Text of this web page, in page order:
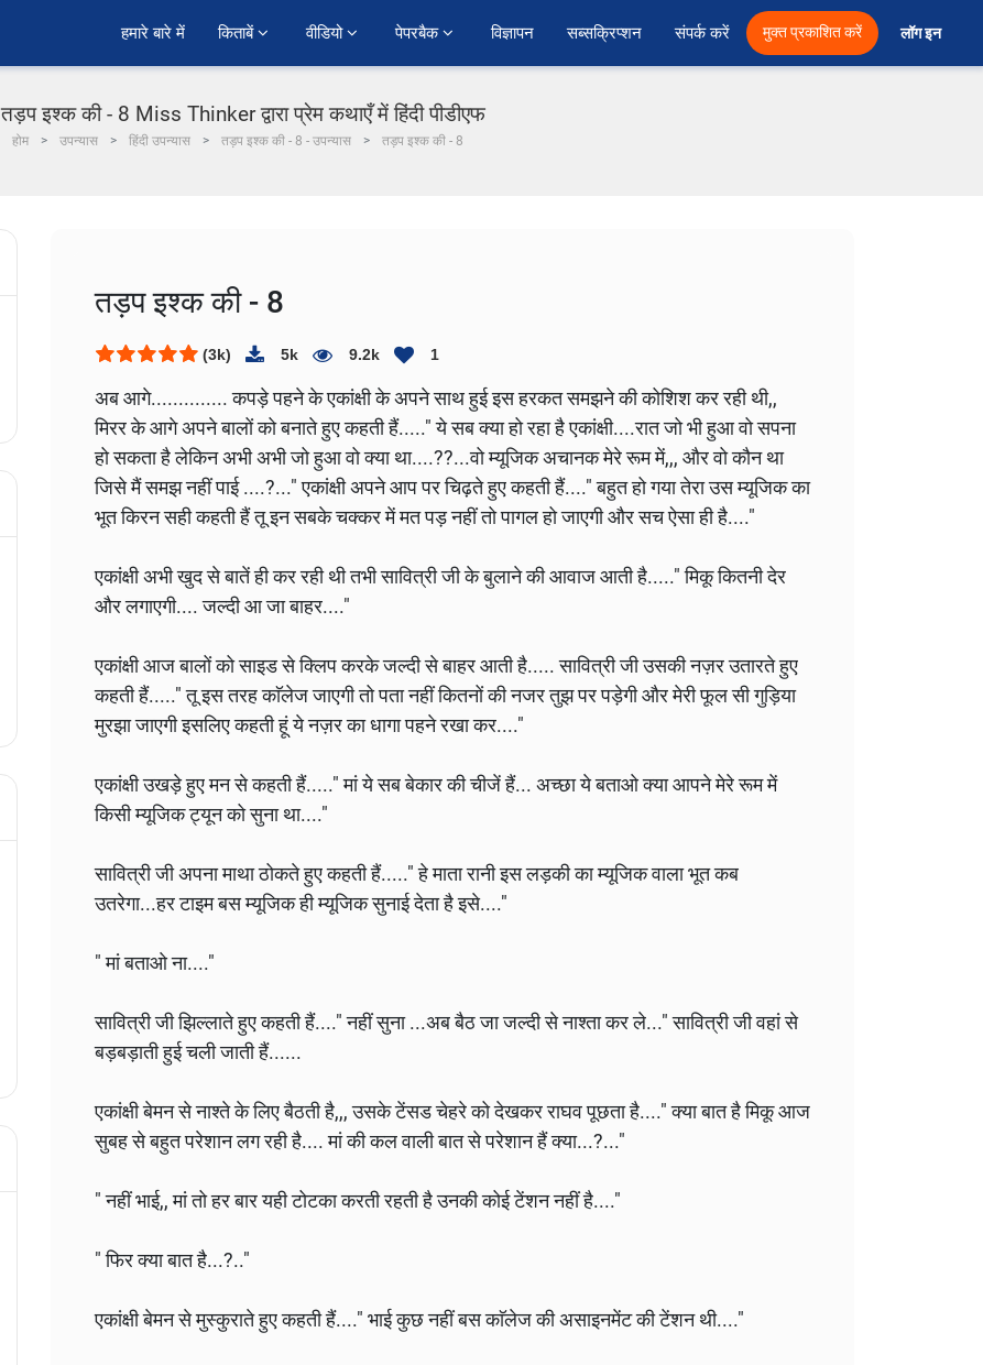
हमारे बारे में किताबें वीडियो पेपरबैक विज्ञापन सब्सक्रिप्शन संपर्क करें मुक्त प्रकाशित करें लॉग इन
तड़प इश्क की - 8 Miss Thinker द्वारा प्रेम कथाएँ में हिंदी पीडीएफ
होम उपन्यास हिंदी उपन्यास तड़प इश्क की - 8 - उपन्यास तड़प इश्क की - 8
तड़प इश्क की - 8
(3k) 5k 9.2k 1
अब आगे..............कपड़े पहने के एकांक्षी के अपने साथ हुई इस हरकत समझने की कोशिश कर रही थी,,
मिरर के आगे अपने बालों को बनाते हुए कहती हैं....." ये सब क्या हो रहा है एकांक्षी....रात जो भी हुआ वो सपना
हो सकता है लेकिन अभी अभी जो हुआ वो क्या था....??...वो म्यूजिक अचानक मेरे रूम में,,, और वो‌ कौन था
जिसे मैं समझ नहीं पाई ....?..." एकांक्षी अपने आप पर चिढ़ते हुए कहती हैं...." बहुत हो गया तेरा उस म्यूजिक का
भूत किरन सही कहती हैं तू इन‌ सबके चक्कर में मत पड़ नहीं तो पागल हो जाएगी और सच ऐसा ही है...."
एकांक्षी अभी खुद से बातें ही कर रही थी तभी सावित्री जी के बुलाने की आवाज आती है....." मिकू कितनी देर
और लगाएगी.... जल्दी आ जा बाहर...."
एकांक्षी आज बालों को साइड से क्लिप करके जल्दी से बाहर आती है..... सावित्री जी उसकी नज़र उतारते हुए
कहती हैं....." तू इस तरह काॅलेज जाएगी तो पता नहीं कितनों की नजर तुझ पर पड़ेगी और मेरी फूल सी गुड़िया
मुरझा जाएगी इसलिए कहती हूं ये नज़र का धागा पहने रखा कर...."
एकांक्षी उखड़े हुए मन से कहती हैं....." मां ये सब बेकार की चीजें हैं... अच्छा ये बताओ क्या आपने मेरे रूम में
किसी म्यूजिक ट्यून को सुना था...."
सावित्री जी अपना माथा ठोकते हुए कहती हैं....." हे माता रानी इस लड़की का म्यूजिक वाला भूत कब
उतरेगा...हर टाइम बस म्यूजिक ही म्यूजिक सुनाई देता है इसे...."
" मां बताओ ना...."
सावित्री जी झिल्लाते हुए कहती हैं...." नहीं सुना ...अब बैठ जा जल्दी से नाश्ता कर ले..." सावित्री जी वहां से
बड़बड़ाती हुई चली जाती हैं......
एकांक्षी बेमन से नाश्ते के लिए बैठती है,,, उसके टेंसड चेहरे को देखकर राघव पूछता है...." क्या बात है मिकू आज
सुबह से बहुत परेशान लग रही है.... मां की‌ कल वाली बात से परेशान हैं क्या...?..."
" नहीं भाई,, मां तो हर बार यही टोटका करती रहती है उनकी कोई टेंशन नहीं है...."
" फिर क्या बात है...?.."
एकांक्षी बेमन से मुस्कुराते हुए कहती हैं...." भाई कुछ नहीं बस काॅलेज की असाइनमेंट की टेंशन थी...."